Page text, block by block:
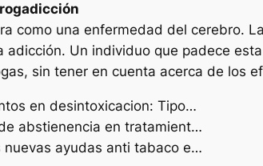
como una enfermedad del cerebro.
adicción. Un individuo que padece
sin tener en cuenta acerca de los
en desintoxicacion: Tipo…
abstienencia en tratamient…
nuevas ayudas anti tabaco e…